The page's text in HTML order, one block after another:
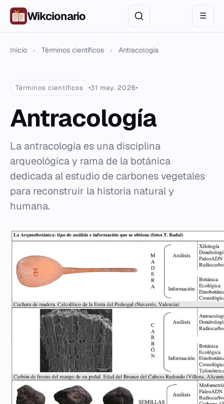
Wikcionario ☰
Inicio › Términos científicos › Antracología
Términos científicos 31 may. 2026
Antracología
La antracología es una disciplina
arqueológica y rama de la botánica
dedicada al estudio de carbones vegetales
para reconstruir la historia natural y
humana.